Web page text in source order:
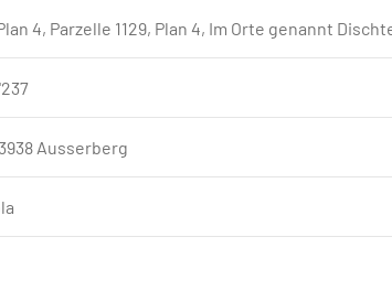
4, Parzelle 1129, Plan 4, Im Orte genannt
Ausserberg